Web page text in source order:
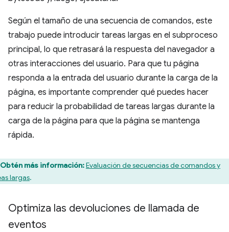
Según el tamaño de una secuencia de comandos, este
trabajo puede introducir tareas largas en el subproceso
principal, lo que retrasará la respuesta del navegador a
otras interacciones del usuario. Para que tu página
responda a la entrada del usuario durante la carga de la
página, es importante comprender qué puedes hacer
para reducir la probabilidad de tareas largas durante la
carga de la página para que la página se mantenga
rápida.
Obtén más información:Evaluación de secuencias de comandos y
largas.
Optimiza las devoluciones de llamada de
eventos